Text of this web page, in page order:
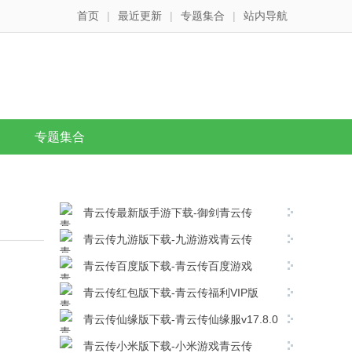
首页 | 最近更新 | 专题集合 | 站内导航
专题集合
青云传最新版手游下载-御剑青云传
v17.8.0安卓版下载
青云传九游版下载-九游游戏青云传
v17.8.0安卓版下载
青云传百度版下载-青云传百度游戏
v17.8.0安卓版下载
青云传红包版下载-青云传福利VIP版
v17.8.0安卓版下载
青云传仙缘版下载-青云传仙缘服v17.8.0
安卓版下载
青云传小米版下载-小米游戏青云传